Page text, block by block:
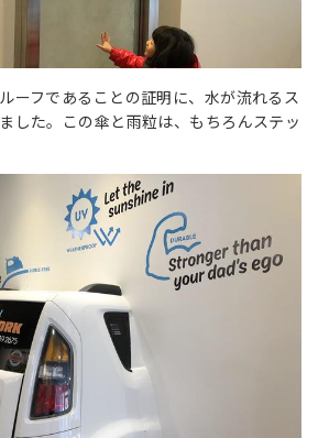
ーフであることの証明に、水が流れるス
した。この傘と雨粒は、もちろんステッ